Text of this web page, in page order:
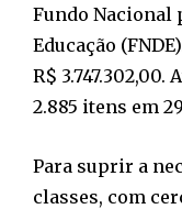
Fundo Nacional
Educação
R$
2.885 itens em
Para suprir a
classes, com